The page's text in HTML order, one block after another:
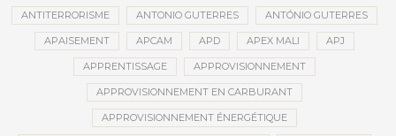
ANTITERRORISME ANTONIO GUTERRES ANTÓNIO GUTERRES
APAISEMENT APCAM APD APEX MALI APJ
APPRENTISSAGE APPROVISIONNEMENT
APPROVISIONNEMENT EN CARBURANT
APPROVISIONNEMENT ÉNERGÉTIQUE